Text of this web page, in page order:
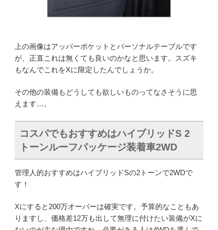
上の画像はアッパーポケットとパーソナルテーブルです
が、正直これは無くても良いのかなと思います。スズキ
もなんでこれをXに限定したんでしょうか。
その他の装備もどうしても欲しいものってなさそうに思
えます…。
コスパでもおすすめはハイブリッドS 2
トーンルーフパッケージ装着車2WD
管理人的おすすめはハイブリッドSの2トーンで2WDで
す！
Xにすると200万オーバーは確実です。予算的なこともあ
りますし、価格差12万も出して無理に付けたい装備がXに